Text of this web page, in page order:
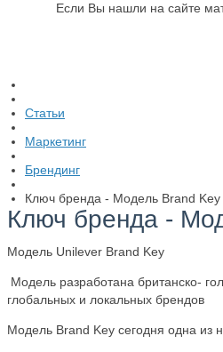
Если Вы нашли на сайте
Статьи
Маркетинг
Брендинг
Ключ бренда - Модель Brand Key
Ключ бренда -
Модель Unilever Brand Key
Модель разработана британско-
глобальных и локальных брендов
Модель Brand Key сегодня одна из